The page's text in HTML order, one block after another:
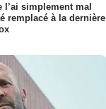
l’ai simplement mal
remplacé à la dernière